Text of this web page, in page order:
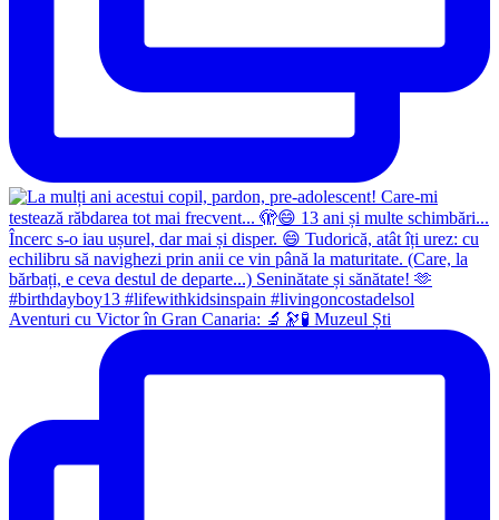
Aventuri cu Victor în Gran Canaria: 🔬🔭🧪 Muzeul Ști